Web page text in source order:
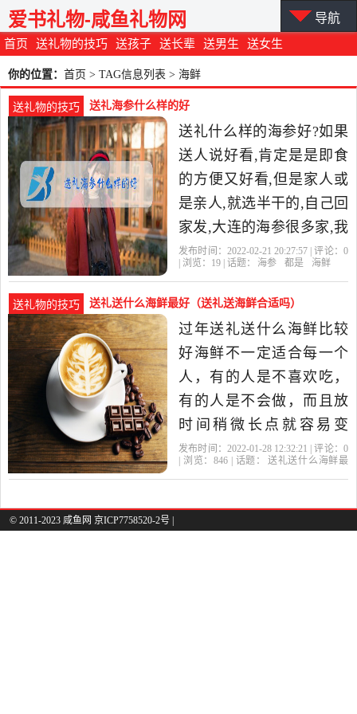
首页 送礼物的技巧 送孩子 送长辈 送男生 送女生
爱书礼物-咸鱼礼物网 导航
你的位置： 首页 > TAG信息列表 > 海鲜
送礼物的技巧 送礼海参什么样的好
送礼什么样的海参好?如果
送人说好看,肯定是是即食
的方便又好看,但是家人或
是亲人,就选半干的,自己回
家发,大连的海参很多家,我
只能推荐我吃过的,如辽南
发布时间：2022-02-21 20:27:57 | 评论： 0
| 浏览： 19 | 话题： 海参 都是 海鲜
送礼物的技巧 送礼送什么海鲜最好（送礼送海鲜合适吗）
过年送礼送什么海鲜比较
好海鲜不一定适合每一个
人，有的人是不喜欢吃，
有的人是不会做，而且放
时间稍微长点就容易变
质。海鲜送人，选择买什
发布时间：2022-01-28 12:32:21 | 评论： 0
| 浏览： 846 | 话题：
送礼送什么海鲜最
© 2011-2023 咸鱼网 京ICP7758520-2号 |